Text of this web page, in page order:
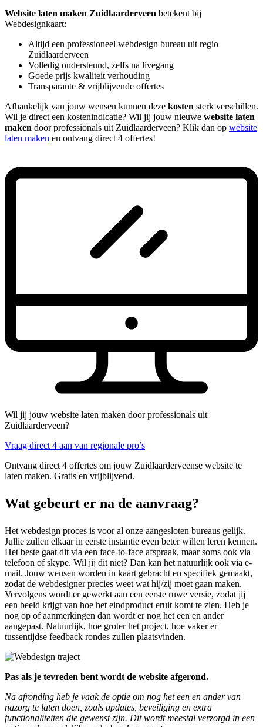
Website laten maken Zuidlaarderveen betekent bij
Webdesignkaart:
Altijd een professioneel webdesign bureau uit regio
Zuidlaarderveen
Volledig ondersteund, zelfs na livegang
Goede prijs kwaliteit verhouding
Transparante & vrijblijvende offertes
Afhankelijk van jouw wensen kunnen deze kosten sterk verschillen.
Wil je direct een kostenindicatie? Wil jij jouw nieuwe website laten
maken door professionals uit Zuidlaarderveen? Klik dan op website
laten maken en ontvang direct 4 offertes!
Wil jij jouw website laten maken door professionals uit
Zuidlaarderveen?
Vraag direct 4 aan van regionale pro’s
Ontvang direct 4 offertes om jouw Zuidlaarderveense website te
laten maken. Gratis en vrijblijvend.
Wat gebeurt er na de aanvraag?
Het webdesign proces is voor al onze aangesloten bureaus gelijk.
Jullie zullen elkaar in eerste instantie even beter willen leren kennen.
Het beste gaat dit via een face-to-face afspraak, maar soms ook via
telefoon of skype. Wil jij dit niet? Dan kan het natuurlijk ook via e-
mail. Jouw wensen worden in kaart gebracht en specifiek gemaakt,
zodat de webdesigner precies weet wat hij/zij moet gaan maken.
Vervolgens wordt er gewerkt aan een eerste ruwe versie, zodat jij
een beeld krijgt van hoe het eindproduct eruit komt te zien. Heb je
nog op of aanmerkingen dan wordt er nog het een en ander
aangepast. Natuurlijk, hoe groter het project, hoe vaker er
tussentijdse feedback rondes zullen plaatsvinden.
Pas als je tevreden bent wordt de website afgerond.
Na afronding heb je vaak de optie om nog het een en ander van
nazorg te laten doen, zoals updates, beveiliging en extra
functionaliteiten die gewenst zijn. Dit wordt meestal verzorgd in een